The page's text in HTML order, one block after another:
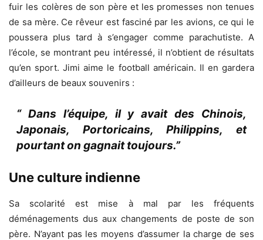
fuir les colères de son père et les promesses non tenues
de sa mère. Ce rêveur est fasciné par les avions, ce qui le
poussera plus tard à s’engager comme parachutiste. A
l’école, se montrant peu intéressé, il n’obtient de résultats
qu’en sport. Jimi aime le football américain. Il en gardera
d’ailleurs de beaux souvenirs :
“ Dans l’équipe, il y avait des Chinois,
Japonais, Portoricains, Philippins, et
pourtant on gagnait toujours.”
Une culture indienne
Sa scolarité est mise à mal par les fréquents
déménagements dus aux changements de poste de son
père. N’ayant pas les moyens d’assumer la charge de ses